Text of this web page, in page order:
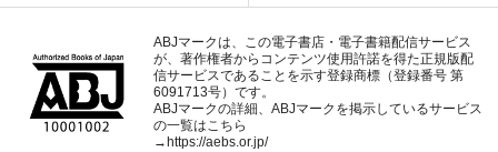
ABJマークは、この電子書店・電子書籍配信サービス
が、著作権者からコンテンツ使用許諾を得た正規版配
信サービスであることを示す登録商標（登録番号 第
6091713号）です。
ABJマークの詳細、ABJマークを掲示しているサービス
の一覧はこちら
→ https://aebs.or.jp/